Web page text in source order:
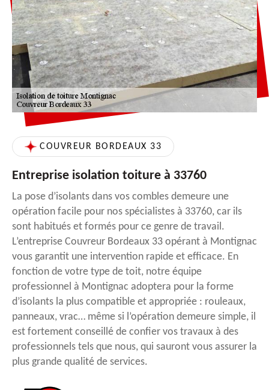
COUVREUR BORDEAUX 33
Entreprise isolation toiture à 33760
La pose d’isolants dans vos combles demeure une
opération facile pour nos spécialistes à 33760, car ils
sont habitués et formés pour ce genre de travail.
L’entreprise Couvreur Bordeaux 33 opérant à Montignac
vous garantit une intervention rapide et efficace. En
fonction de votre type de toit, notre équipe
professionnel à Montignac adoptera pour la forme
d’isolants la plus compatible et appropriée : rouleaux,
panneaux, vrac… même si l’opération demeure simple, il
est fortement conseillé de confier vos travaux à des
professionnels tels que nous, qui sauront vous assurer la
plus grande qualité de services.